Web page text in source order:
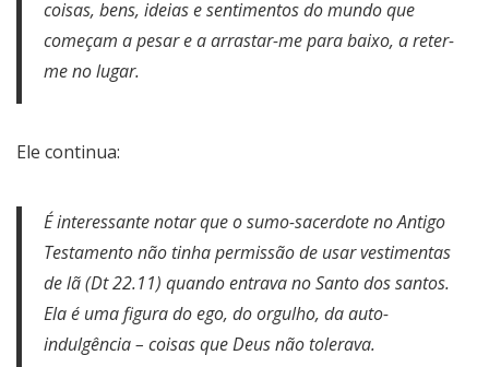
coisas, bens, ideias e sentimentos do mundo que
começam a pesar e a arrastar-me para baixo, a reter-
me no lugar.
Ele continua:
É interessante notar que o sumo-sacerdote no Antigo
Testamento não tinha permissão de usar vestimentas
de lã (Dt 22.11) quando entrava no Santo dos santos.
Ela é uma figura do ego, do orgulho, da auto-
indulgência – coisas que Deus não tolerava.